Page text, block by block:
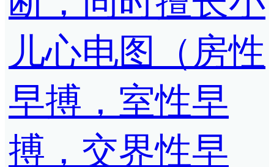
儿心电图（房性
早搏，室性早
搏，交界性早